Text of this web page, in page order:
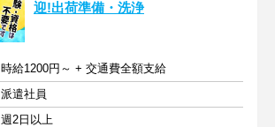
迎!出荷準備・洗浄
時給1200円～ + 交通費全額支給
派遣社員
週2日以上